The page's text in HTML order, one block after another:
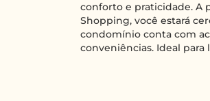
conforto e praticidade. A
Shopping, você estará
condomínio conta com
conveniências. Ideal para